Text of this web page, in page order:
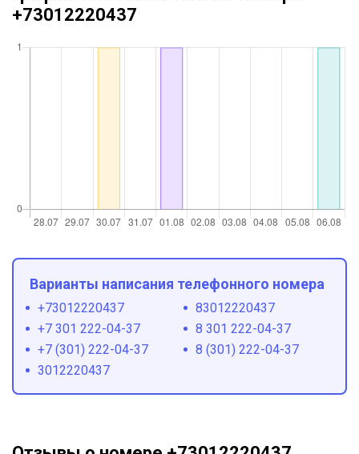
+73012220437
Варианты написания телефонного номера
+73012220437
83012220437
+7 301 222-04-37
8 301 222-04-37
+7 (301) 222-04-37
8 (301) 222-04-37
3012220437